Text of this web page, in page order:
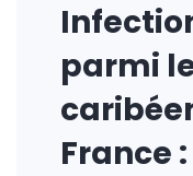
parmi
France